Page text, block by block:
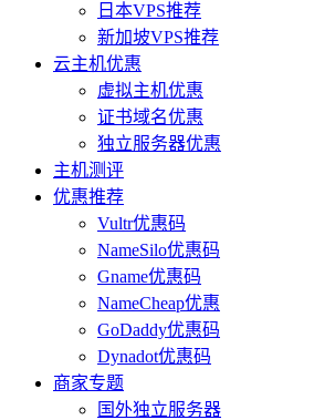
日本VPS推荐
新加坡VPS推荐
云主机优惠
虚拟主机优惠
证书域名优惠
独立服务器优惠
主机测评
优惠推荐
Vultr优惠码
NameSilo优惠码
Gname优惠码
NameCheap优惠
GoDaddy优惠码
Dynadot优惠码
商家专题
国外独立服务器